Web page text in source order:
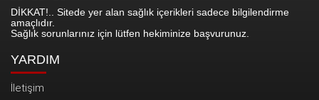
DİKKAT!.. Sitede yer alan sağlık içerikleri sadece bilgilendirme
amaçlıdır.
Sağlık sorunlarınız için lütfen hekiminize başvurunuz.
YARDIM
İletişim